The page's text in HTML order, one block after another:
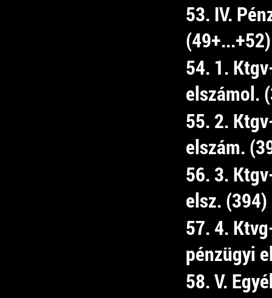
53. IV.
(49+...+52)
54. 1.
elszámol.
55. 2.
elszám.
56. 3.
elsz. (394)
57. 4.
pénzügyi
58. V.